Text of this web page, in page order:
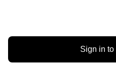
Sign in to